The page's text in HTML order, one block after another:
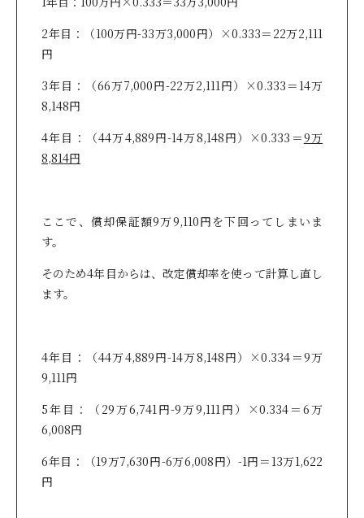
2年目：（100万円-33万3,000円）×0.333＝22万2,111
円
3年目：（66万7,000円-22万2,111円）×0.333＝14万
8,148円
4年目：（44万4,889円-14万8,148円）×0.333＝9万
8,814円
ここで、償却保証額9万9,110円を下回ってしまいま
す。
そのため4年目からは、改定償却率を使って計算し直し
ます。
4年目：（44万4,889円-14万8,148円）×0.334＝9万
9,111円
5年目：（29万6,741円-9万9,111円）×0.334＝6万
6,008円
6年目：（19万7,630円-6万6,008円）-1円＝13万1,622
円